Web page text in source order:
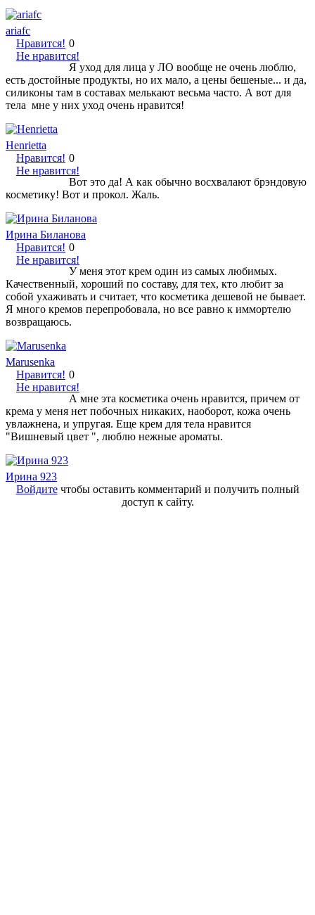
ariafc
Нравится!
Не нравится!
0
Я уход для лица у ЛО вообще не очень люблю,
есть достойные продукты, но их мало, а цены бешеные... и да,
силиконы там в составах мелькают весьма часто. А вот для
тела мне у них уход очень нравится!
Henrietta
Нравится!
Не нравится!
0
Вот это да! А как обычно восхвалают брэндовую
косметику! Вот и прокол. Жаль.
Ирина Биланова
Нравится!
Не нравится!
0
У меня этот крем один из самых любимых.
Качественный, хороший по составу, для тех, кто любит за
собой ухаживать и считает, что косметика дешевой не бывает.
Я много кремов перепробовала, но все равно к иммортелю
возвращаюсь.
Marusenka
Нравится!
Не нравится!
0
А мне эта косметика очень нравится, причем от
крема у меня нет побочных никаких, наоборот, кожа очень
увлажнена, и упругая. Еще крем для тела нравится
"Вишневый цвет ", люблю нежные ароматы.
Ирина 923
Войдитечтобы оставить комментарий и получить полный
доступ к сайту.